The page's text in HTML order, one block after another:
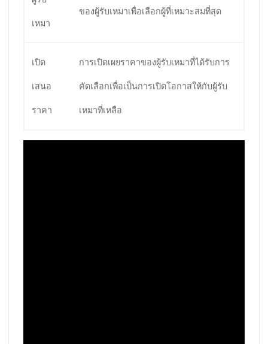
เหมา
ของผู้รับเหมาเพื่อเลือกผู้ที่เหมาะสมที่สุด
เปิด
เสนอ
ราคา
การเปิดเผยราคาของผู้รับเหมาที่ได้รับการ
คัดเลือกเพื่อเป็นการเปิดโอกาสให้กับผู้รับ
เหมาที่เหลือ